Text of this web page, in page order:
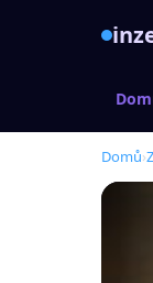
Domů›